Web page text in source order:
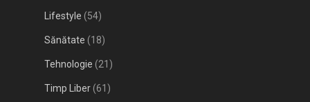
Lifestyle (54)
Sănătate (18)
Tehnologie (21)
Timp Liber(61)